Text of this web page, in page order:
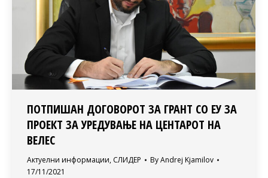
ПОТПИШАН ДОГОВОРОТ ЗА ГРАНТ СО ЕУ ЗА
ПРОЕКТ ЗА УРЕДУВАЊЕ НА ЦЕНТАРОТ НА
ВЕЛЕС
Актуелни информации, СЛИДЕР ByAndrej Kjamilov
17/11/2021